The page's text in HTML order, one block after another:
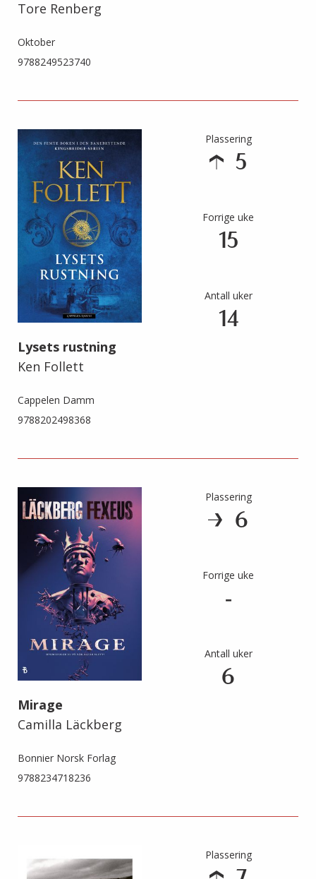
Tore Renberg
Oktober
9788249523740
Lysets rustning
Ken Follett
Cappelen Damm
9788202498368
Plassering
5
Forrige uke
15
Antall uker
14
Mirage
Camilla Läckberg
Bonnier Norsk Forlag
9788234718236
Plassering
6
Forrige uke
-
Antall uker
6
Plassering